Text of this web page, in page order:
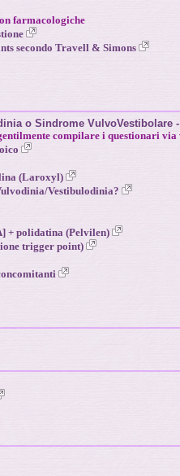
farmacologiche
secondo Travell & Simons
o Sindrome VulvoVestibolare
compilare i questionari via
(Laroxyl)
Vestibulodinia?
+ polidatina (Pelvilen)
trigger point)